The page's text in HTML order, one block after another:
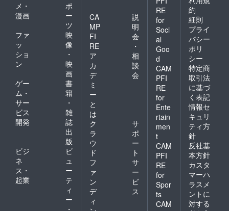
メ・
漫画
ポ
ー
ツ
ファ
ッ
ショ
ン
映
像
・
映
画
ゲー
ム・
サー
ビス
開発
書
籍
・
雑
誌
出
版
ビジ
ネ
ス・
起業
ビ
ュ
ー
テ
ィ
ー
CA
MP
FI
RE
ア
カ
デ
ミ
ー
と
は
説
明
会
・
相
談
会
ク
ラ
ウ
ド
フ
ァ
ン
デ
ィ
サ
ポ
ー
ト
サ
ー
ビ
ス
RE
for
Soci
al
Goo
d
CAM
PFI
RE
for
Ente
rtain
men
t
CAM
PFI
RE
for
Spor
ts
CAM
約
細則
プライ
バシー
ポリ
シー
特定商
取引法
に基づ
く表記
情報セ
キュリ
ティ方
針
反社基
本方針
カスタ
マーハ
ラスメ
ントに
対する